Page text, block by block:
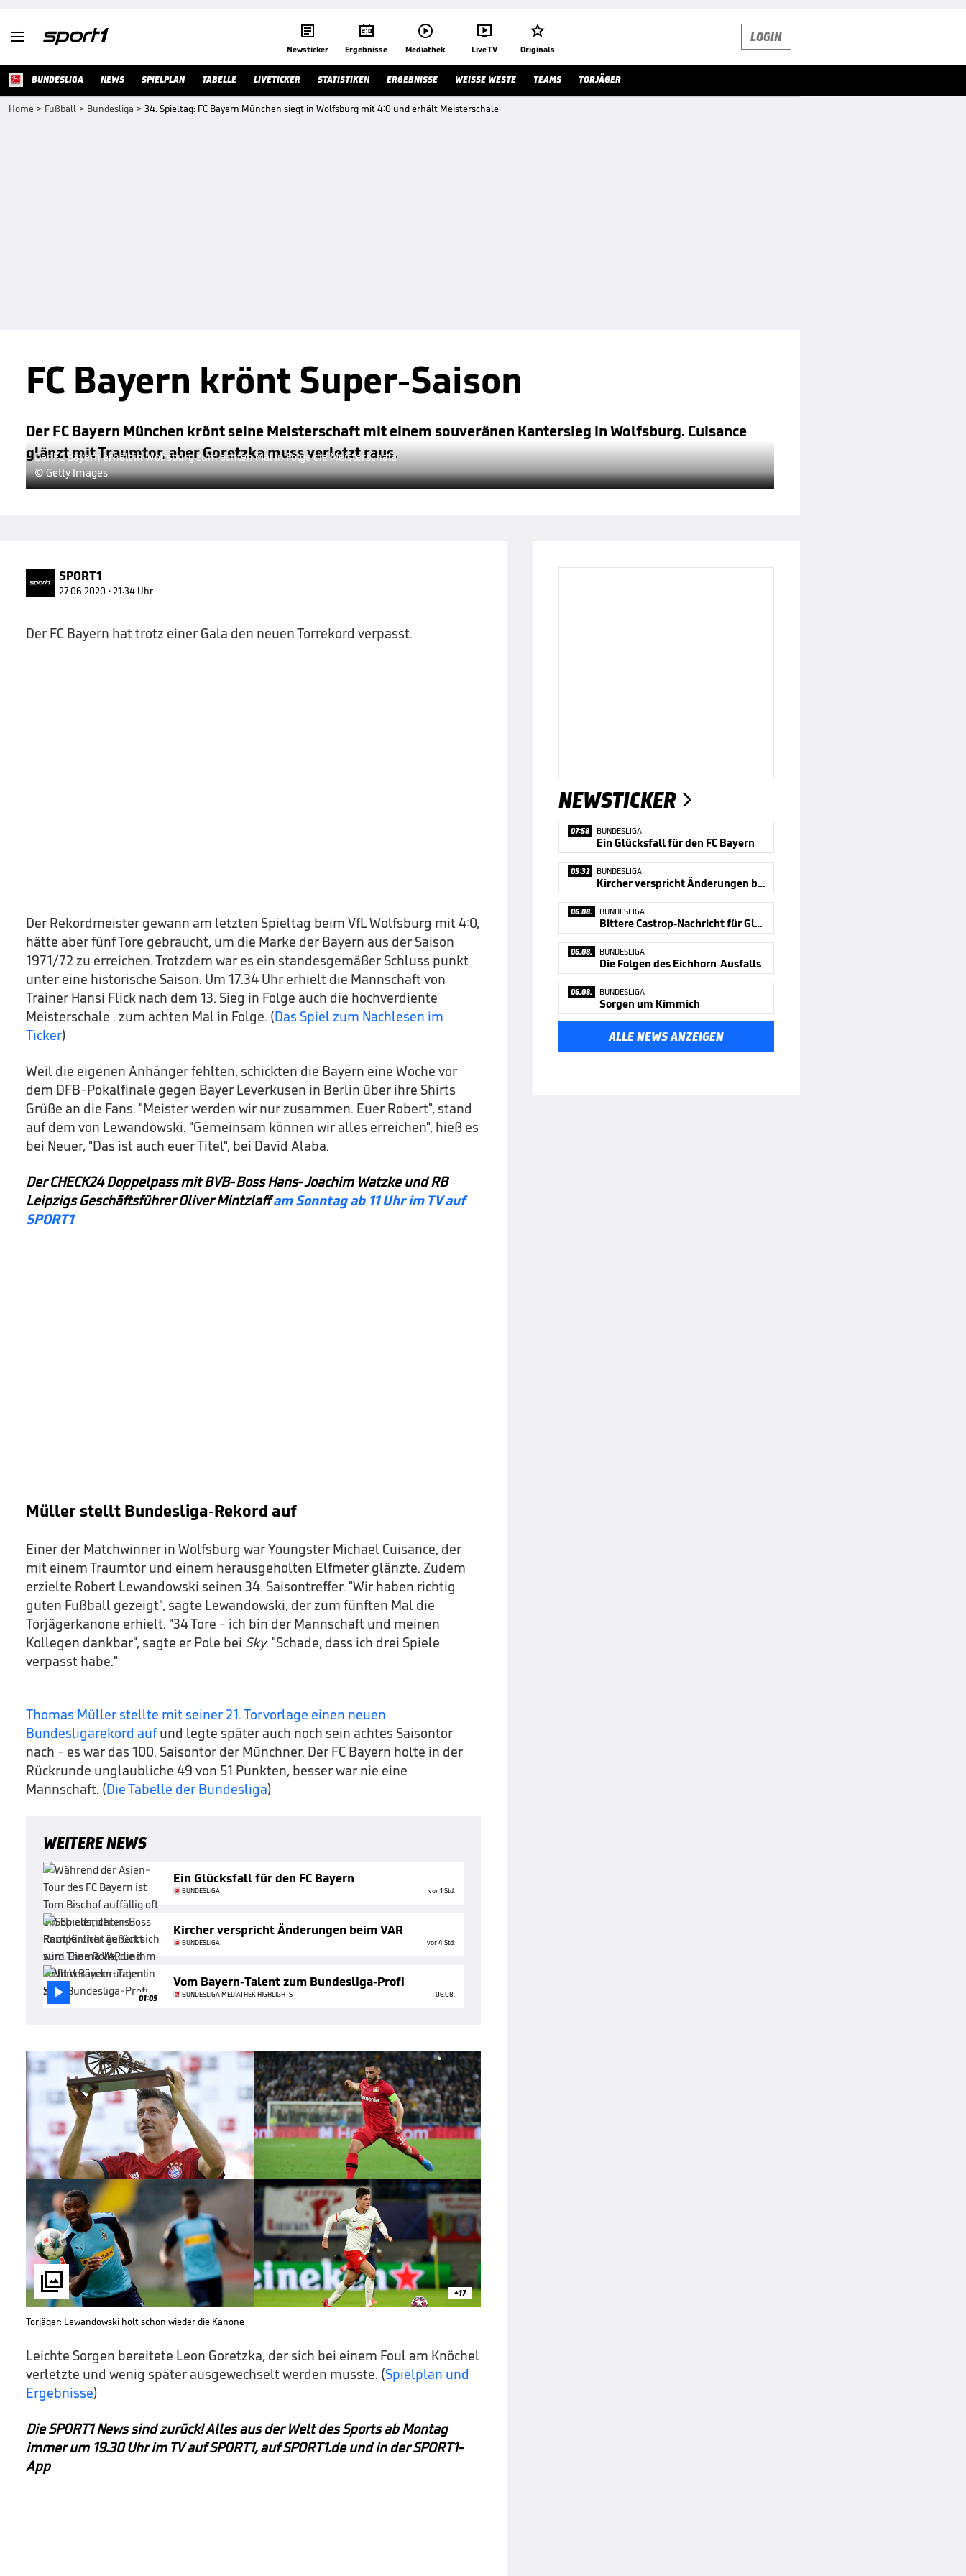
 
Newsticker

Ergebnisse

Mediathek

Live TV

Originals
LOGIN
BUNDESLIGA NEWS SPIELPLAN TABELLE LIVETICKER STATISTIKEN ERGEBNISSE WEISSE WESTE TEAMS TORJÄGER
Home > Fußball > Bundesliga > 34. Spieltag: FC Bayern München siegt in Wolfsburg mit 4:0 und erhält Meisterschale
FC Bayern krönt Super-Saison
Der FC Bayern München krönt seine Meisterschaft mit einem souveränen Kantersieg in Wolfsburg. Cuisance
glänzt mit Traumtor, aber Goretzka muss verletzt raus.
Der FC Bayern erhält in Wolfsburg zum achten Mal in Folge die Meisterschale
© Getty Images
SPORT1
27.06.2020 • 21:34 Uhr
Der FC Bayern hat trotz einer Gala den neuen Torrekord verpasst.
Der Rekordmeister gewann am letzten Spieltag beim VfL Wolfsburg mit 4:0,
hätte aber fünf Tore gebraucht, um die Marke der Bayern aus der Saison
1971/72 zu erreichen. Trotzdem war es ein standesgemäßer Schluss punkt
unter eine historische Saison. Um 17.34 Uhr erhielt die Mannschaft von
Trainer Hansi Flick nach dem 13. Sieg in Folge auch die hochverdiente
Meisterschale . zum achten Mal in Folge. (Das Spiel zum Nachlesen im
Ticker)
Weil die eigenen Anhänger fehlten, schickten die Bayern eine Woche vor
dem DFB-Pokalfinale gegen Bayer Leverkusen in Berlin über ihre Shirts
Grüße an die Fans. "Meister werden wir nur zusammen. Euer Robert", stand
auf dem von Lewandowski. "Gemeinsam können wir alles erreichen", hieß es
bei Neuer, "Das ist auch euer Titel", bei David Alaba.
Der CHECK24 Doppelpass mit BVB-Boss Hans-Joachim Watzke und RB
Leipzigs Geschäftsführer Oliver Mintzlaffam Sonntag ab 11 Uhr im TV auf
SPORT1
Müller stellt Bundesliga-Rekord auf
Einer der Matchwinner in Wolfsburg war Youngster Michael Cuisance, der
mit einem Traumtor und einem herausgeholten Elfmeter glänzte. Zudem
erzielte Robert Lewandowski seinen 34. Saisontreffer. "Wir haben richtig
guten Fußball gezeigt", sagte Lewandowski, der zum fünften Mal die
Torjägerkanone erhielt. "34 Tore - ich bin der Mannschaft und meinen
Kollegen dankbar", sagte er Pole bei Sky: "Schade, dass ich drei Spiele
verpasst habe."
Thomas Müller stellte mit seiner 21. Torvorlage einen neuen
Bundesligarekord aufund legte später auch noch sein achtes Saisontor
nach - es war das 100. Saisontor der Münchner. Der FC Bayern holte in der
Rückrunde unglaubliche 49 von 51 Punkten, besser war nie eine
Mannschaft. (Die Tabelle der Bundesliga)
WEITERE NEWS
Ein Glücksfall für den FC Bayern
BUNDESLIGA vor 1 Std.
Kircher verspricht Änderungen beim VAR
BUNDESLIGA vor 4 Std.
 01:05
Vom Bayern-Talent zum Bundesliga-Profi
BUNDESLIGA MEDIATHEK HIGHLIGHTS 06.08.
 +17
Torjäger: Lewandowski holt schon wieder die Kanone
Leichte Sorgen bereitete Leon Goretzka, der sich bei einem Foul am Knöchel
verletzte und wenig später ausgewechselt werden musste. (Spielplan und
Ergebnisse)
Die SPORT1 News sind zurück! Alles aus der Welt des Sports ab Montag
immer um 19.30 Uhr im TV auf SPORT1, auf SPORT1.de und in der SPORT1-
App
NEWSTICKER 
07:58 BUNDESLIGA
Ein Glücksfall für den FC Bayern
05:32 BUNDESLIGA
Kircher verspricht Änderungen beim VAR
06.08. BUNDESLIGA
Bittere Castrop-Nachricht für Gladbach
06.08. BUNDESLIGA
Die Folgen des Eichhorn-Ausfalls
06.08. BUNDESLIGA
Sorgen um Kimmich
ALLE NEWS ANZEIGEN